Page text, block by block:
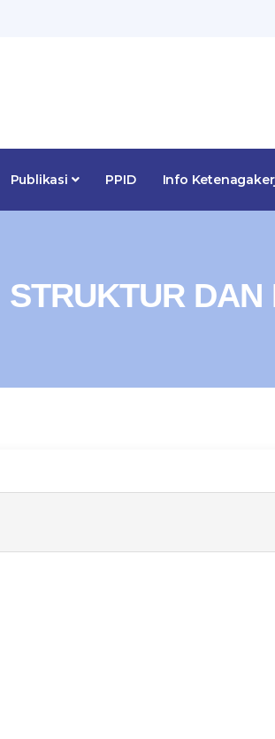
Publikasi PPID Info
STRUKTUR